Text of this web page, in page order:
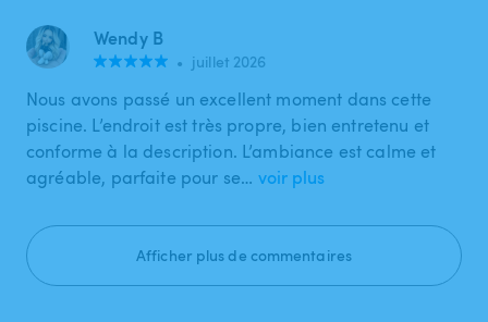
Wendy B
• juillet 2026
Nous avons passé un excellent moment dans cette
piscine. L’endroit est très propre, bien entretenu et
conforme à la description. L’ambiance est calme et
agréable, parfaite pour se… voir plus
Afficher plus de commentaires